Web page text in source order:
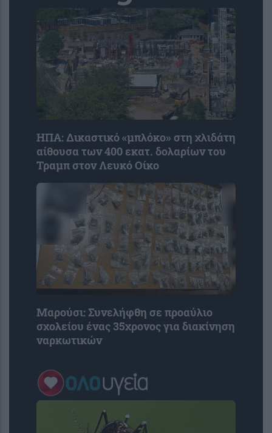
ΗΠΑ: Δικαστικό «μπλόκο» στη χλιδάτη
αίθουσα των 400 εκατ. δολαρίων του
Τραμπ στον Λευκό Οίκο
Μαρούσι: Συνελήφθη σε προαύλιο
σχολείου ένας 35χρονος για διακίνηση
ναρκωτικών